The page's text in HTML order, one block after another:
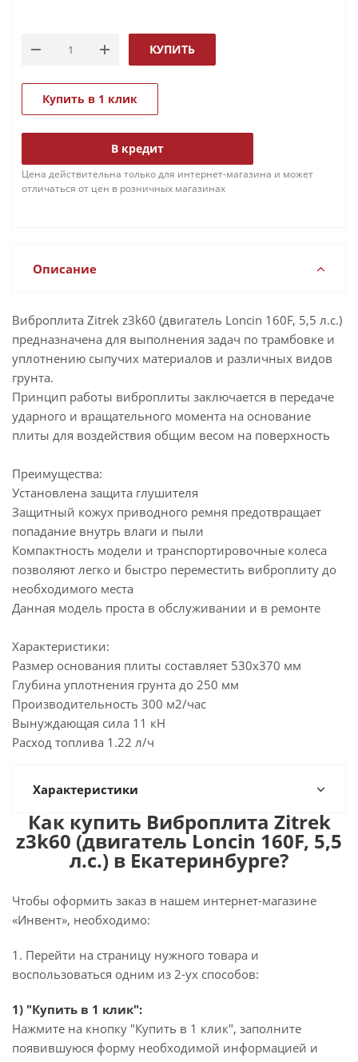
КУПИТЬ
Купить в 1 клик
В кредит
Цена действительна только для интернет-магазина и может
отличаться от цен в розничных магазинах
Описание
Виброплита Zitrek z3k60 (двигатель Loncin 160F, 5,5 л.с.)
предназначена для выполнения задач по трамбовке и
уплотнению сыпучих материалов и различных видов
грунта.
Принцип работы виброплиты заключается в передаче
ударного и вращательного момента на основание
плиты для воздействия общим весом на поверхность
Преимущества:
Установлена защита глушителя
Защитный кожух приводного ремня предотвращает
попадание внутрь влаги и пыли
Компактность модели и транспортировочные колеса
позволяют легко и быстро переместить виброплиту до
необходимого места
Данная модель проста в обслуживании и в ремонте
Характеристики:
Размер основания плиты составляет 530х370 мм
Глубина уплотнения грунта до 250 мм
Производительность 300 м2/час
Вынуждающая сила 11 кН
Расход топлива 1.22 л/ч
Характеристики
Как купить Виброплита Zitrek
z3k60 (двигатель Loncin 160F, 5,5
л.с.) в Екатеринбурге?
Чтобы оформить заказ в нашем интернет-магазине
«Инвент», необходимо:
1. Перейти на страницу нужного товара и
воспользоваться одним из 2-ух способов:
1) "Купить в 1 клик":
Нажмите на кнопку "Купить в 1 клик", заполните
появившуюся форму необходимой информацией и